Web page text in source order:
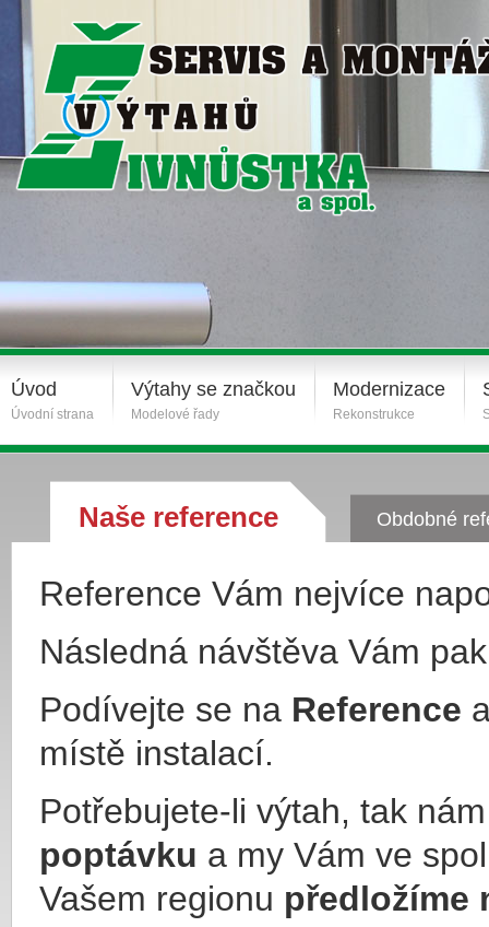
Úvod
Úvodní strana
Výtahy se značkou
Modelové řady
Modernizace
Rekonstrukce
Naše reference Obdobné
Reference Vám nejvíce
Následná návštěva Vám
Podívejte se na Reference
místě instalací.
Potřebujete-li výtah, tak
poptávku a my Vám ve
Vašem regionu předložíme